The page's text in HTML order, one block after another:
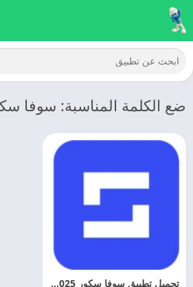
ضع الكلمة المناسبة: سوفا
تحميل تطبيق سوفا سكور 2025 Sofascore مهكر اخر تحديث